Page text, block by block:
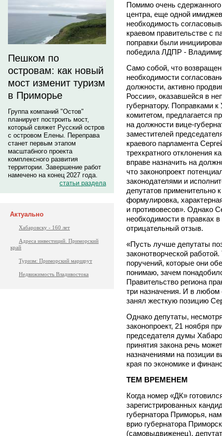
Пешком по
островам: как новый
мост изменит туризм
в Приморье
Группа компаний "Остов"
планирует построить мост,
который свяжет Русский остров
с островом Елены. Переправа
станет первым этапом
масштабного проекта
комплексного развития
территории. Завершение работ
намечено на конец 2027 года.
статьи раздела
Актуально
Хабаровску - 160 лет
Адреса инвестиций. Приморский
край
Туризм: Приморский маршрут
Недвижимость Владивостока
Помимо очень
центра, еще одной
необходимость
краевом правительстве с
поправки были
победила ЛДПР -
Само собой, что
необходимости
должности, активно
России», оказавшейся в
губернатору. Поправками
комитетом, предлагается
на должности вице-
заместителей
краевого парламента
трехкратного отклонения
вправе назначить на
что законопроект
законодателями и
депутатов применительно
формулировка,
и противовесов». Однако
необходимости в правках
отрицательный отзыв.
«Пусть лучше депутаты
законотворческой
поручений, которые они
понимаю, зачем
Правительство региона
три назначения. И в
занял жесткую позицию
Однако депутаты,
законопроект, 21 ноября
председателя думы
принятия закона речь
назначениями на позиции
края по экономике и
ТЕМ ВРЕМЕНЕМ
Когда номер «ДК»
зарегистрированных
губернатора Приморья,
врио губернатора
(самовыдвиженец),